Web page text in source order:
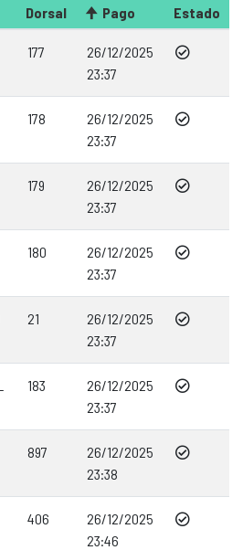
Dorsal Pago Estado
177
26/12/2025
23:37
178
26/12/2025
23:37
179
26/12/2025
23:37
180
26/12/2025
23:37
21
26/12/2025
23:37
183
26/12/2025
23:37
897
26/12/2025
23:38
406
26/12/2025
23:46